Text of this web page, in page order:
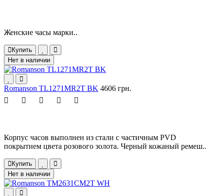
Женские часы марки..
Купить
Нет в наличии
Romanson TL1271MR2T BK 4606 грн.
Корпус часов выполнен из стали с частичным PVD
покрытием цвета розового золота. Черный кожаный ремеш..
Купить
Нет в наличии